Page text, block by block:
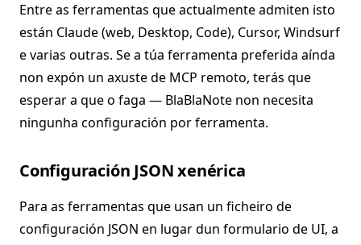
Entre as ferramentas que actualmente admiten isto
están Claude (web, Desktop, Code), Cursor, Windsurf
e varias outras. Se a túa ferramenta preferida aínda
non expón un axuste de MCP remoto, terás que
esperar a que o faga — BlaBlaNote non necesita
ningunha configuración por ferramenta.
Configuración JSON xenérica
Para as ferramentas que usan un ficheiro de
configuración JSON en lugar dun formulario de UI, a